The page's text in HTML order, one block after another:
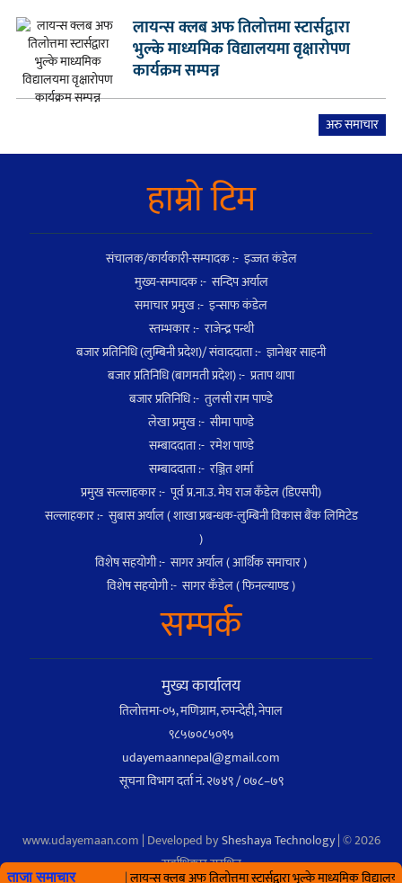
लायन्स क्लब अफ तिलोत्तमा स्टार्सद्वारा
भुल्के माध्यमिक विद्यालयमा वृक्षारोपण
कार्यक्रम सम्पन्न
अरु समाचार
हाम्राे टिम
संचालक/कार्यकारी-सम्पादक :- इज्जत कंडेल
मुख्य-सम्पादक :- सन्दिप अर्याल
समाचार प्रमुख :- इन्साफ कंडेल
स्तम्भकार :- राजेन्द्र पन्थी
बजार प्रतिनिधि (लुम्बिनी प्रदेश)/ संवाददाता :- ज्ञानेश्वर साहनी
बजार प्रतिनिधि (बागमती प्रदेश) :- प्रताप थापा
बजार प्रतिनिधि :- तुलसी राम पाण्डे
लेखा प्रमुख :- सीमा पाण्डे
सम्बाददाता :- रमेश पाण्डे
सम्बाददाता :- रञ्जित शर्मा
प्रमुख सल्लाहकार :- पूर्व प्र.ना.उ. मेघ राज कँडेल (डिएसपी)
सल्लाहकार :- सुबास अर्याल ( शाखा प्रबन्धक-लुम्बिनी विकास बैंक लिमिटेड
)
विशेष सहयोगी :- सागर अर्याल ( आर्थिक समाचार )
विशेष सहयोगी :- सागर कँडेल ( फिनल्याण्ड )
सम्पर्क
मुख्य कार्यालय
तिलोत्तमा-०५, मणिग्राम, रुपन्देही, नेपाल
९८५७०८५०९५
udayemaannepal@gmail.com
सूचना विभाग दर्ता नं. २७४९ / ०७८–७९
www.udayemaan.com | Developed bySheshaya Technology| © 2026
सर्वाधिकार सुरक्षित
ताजा समाचार लायन्स क्लब अफ तिलोत्तमा स्टार्सद्वारा भुल्के माध्यमिक विद्यालयमा